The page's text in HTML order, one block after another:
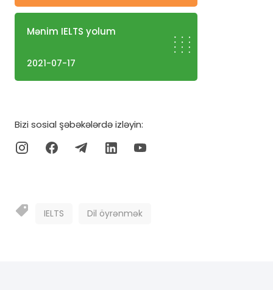
Mənim IELTS yolum
2021-07-17
Bizi sosial şəbəkələrdə izləyin:
IELTS Dil öyrənmək